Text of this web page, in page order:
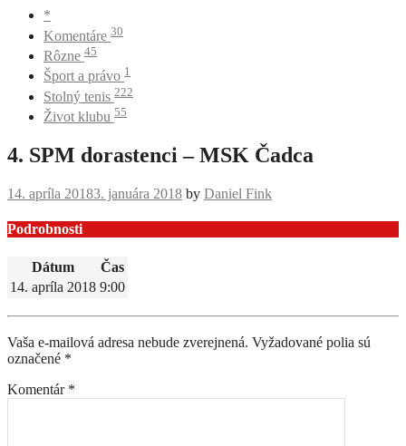
*
Komentáre 30
Rôzne 45
Šport a právo 1
Stolný tenis 222
Život klubu 55
4. SPM dorastenci – MSK Čadca
14. apríla 20183. januára 2018 by Daniel Fink
Podrobnosti
Dátum
Čas
14. apríla 2018 9:00
Navigácia
príspevku
Vaša e-mailová adresa nebude zverejnená. Vyžadované polia sú
označené *
Komentár *